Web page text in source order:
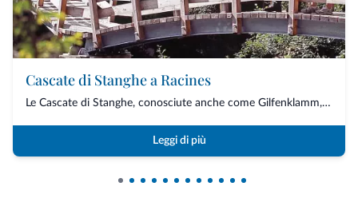
Cascate di Stanghe a Racines
Le Cascate di Stanghe, conosciute anche come Gilfenklamm, sono una delle attrazioni n...
Leggi di più